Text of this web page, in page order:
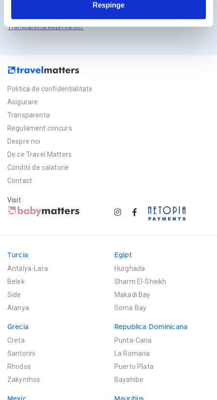
Respinge
Transparenta Rezervarilor
Politica de confidentialitate
Asigurare
Transparenta
Regulament concurs
Despre noi
De ce Travel Matters
Conditii de calatorie
Contact
Visit
Turcia
Antalya-Lara
Belek
Side
Alanya
Egipt
Hurghada
Sharm El-Sheikh
Makadi Bay
Soma Bay
Grecia
Creta
Santorini
Rhodos
Zakynthos
Republica Dominicana
Punta-Cana
La Romana
Puerto Plata
Bayahibe